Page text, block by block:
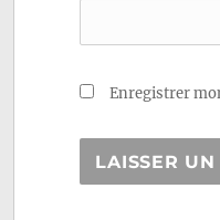
Enregistrer